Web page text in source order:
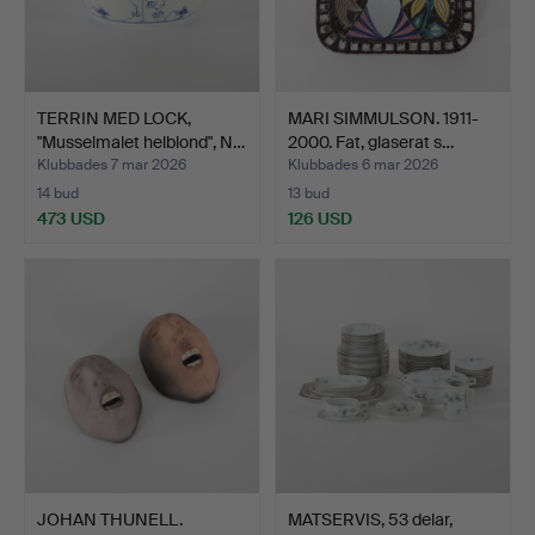
TERRIN MED LOCK,
"Musselmalet helblond", N…
Klubbades 7 mar 2026
14 bud
473 USD
MARI SIMMULSON. 1911-
2000. Fat, glaserat s…
Klubbades 6 mar 2026
13 bud
126 USD
JOHAN THUNELL.
MATSERVIS, 53 delar,